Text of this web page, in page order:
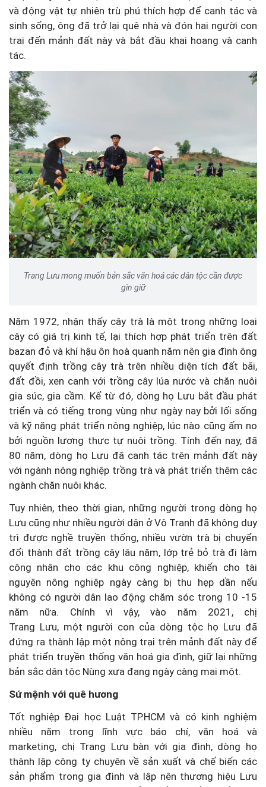
và động vật tự nhiên trù phú thích hợp để canh tác và
sinh sống, ông đã trở lại quê nhà và đón hai người con
trai đến mảnh đất này và bắt đầu khai hoang và canh
tác.
Trang Lưu mong muốn bản sắc văn hoá các dân tộc cần được
gìn giữ
Năm 1972, nhận thấy cây trà là một trong những loại
cây có giá trị kinh tế, lại thích hợp phát triển trên đất
bazan đỏ và khí hậu ôn hoà quanh năm nên gia đình ông
quyết định trồng cây trà trên nhiều diện tích đất bãi,
đất đồi, xen canh với trồng cây lúa nước và chăn nuôi
gia súc, gia cầm. Kể từ đó, dòng họ Lưu bắt đầu phát
triển và có tiếng trong vùng như ngày nay bởi lối sống
và kỹ năng phát triển nông nghiệp, lúc nào cũng ấm no
bởi nguồn lương thực tự nuôi trồng. Tính đến nay, đã
80 năm, dòng họ Lưu đã canh tác trên mảnh đất này
với ngành nông nghiệp trồng trà và phát triển thêm các
ngành chăn nuôi khác.
Tuy nhiên, theo thời gian, những người trong dòng họ
Lưu cũng như nhiều người dân ở Vô Tranh đã không duy
trì được nghề truyền thống, nhiều vườn trà bị chuyển
đổi thành đất trồng cây lâu năm, lớp trẻ bỏ trà đi làm
công nhân cho các khu công nghiệp, khiến cho tài
nguyên nông nghiệp ngày càng bị thu hẹp dần nếu
không có người dân lao động chăm sóc trong 10 -15
năm nữa. Chính vì vậy, vào năm 2021, chị
Trang Lưu, một người con của dòng tộc họ Lưu đã
đứng ra thành lập một nông trại trên mảnh đất này để
phát triển truyền thống văn hoá gia đình, giữ lại những
bản sắc dân tộc Nùng xưa đang ngày càng mai một.
Sứ mệnh với quê hương
Tốt nghiệp Đại học Luật TP.HCM và có kinh nghiệm
nhiều năm trong lĩnh vực báo chí, văn hoá và
marketing, chị Trang Lưu bàn với gia đình, dòng họ
thành lập công ty chuyên về sản xuất và chế biến các
sản phẩm trong gia đình và lập nên thương hiệu Lưu